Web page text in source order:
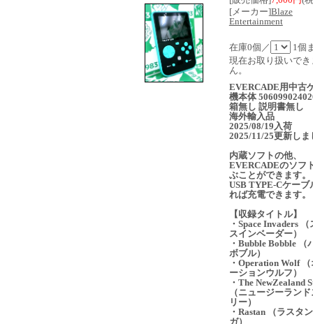
[メーカー]Blaze
Entertainment
在庫0個／
1個
現在お取り扱いでき
ん。
EVERCADE用中古
機本体
箱無し 説明書無し
海外輸入品
2025/08/19入荷
2025/11/25更新しま
内蔵ソフトの他、
EVERCADEのソフ
ぶことができます。
USB TYPE-Cケーブ
れば充電できます。
【収録タイトル】
・Space Invaders
スインベーダー）
・Bubble Bobble （
ボブル）
・Operation Wolf
ーションウルフ）
・The NewZealand
（ニュージーラン
リー）
・Rastan （ラスタ
ガ）